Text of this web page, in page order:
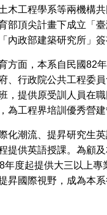
木工程學系等兩機構
部頂尖計畫下成立「
內政部建築研究所」簽
方面，本系自民國82
、行政院公共工程委
，提供原受訓人員在
為工程界培訓優秀營建
化潮流、提昇研究生
提供英語授課。為顧
年度起提供大三以上
昇國際視野，成為本